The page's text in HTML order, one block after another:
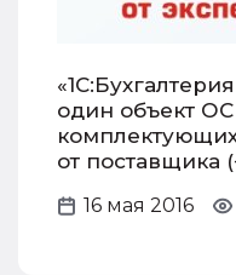
один объект
от поставщика
16 мая 2016